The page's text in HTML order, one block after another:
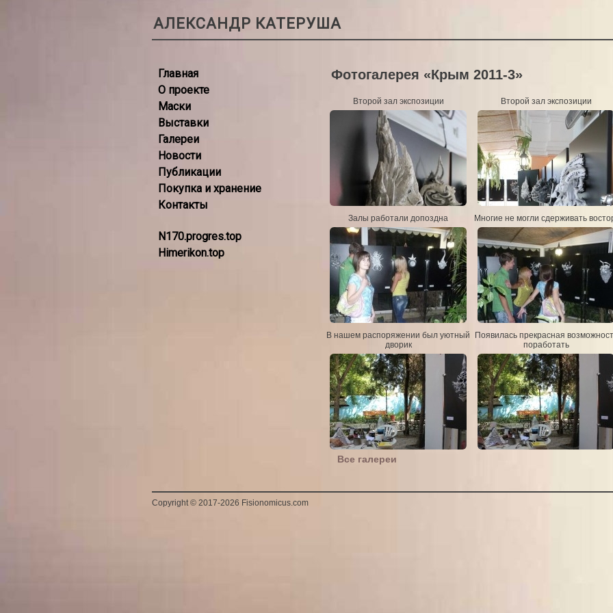
АЛЕКСАНДР КАТЕРУША
Главная
О проекте
Маски
Выставки
Галереи
Новости
Публикации
Покупка и хранение
Контакты
N170.progres.top
Himerikon.top
Фотогалерея «Крым 2011-3»
Второй зал экспозиции Второй зал экспозиции
Залы работали допоздна Многие не могли сдерживать
В нашем распоряжении был уютный
дворик
Появилась прекрасная
поработать
Все галереи
Copyright © 2017-2026 Fisionomicus.com